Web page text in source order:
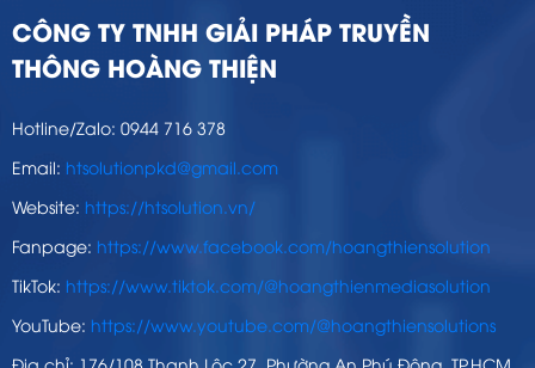
CÔNG TY TNHH GIẢI PHÁP TRUYỀN
THÔNG HOÀNG THIỆN
Hotline/Zalo: 0944 716 378
Email: htsolutionpkd@gmail.com
Website: https://htsolution.vn/
Fanpage: https://www.facebook.com/hoangthiensolution
TikTok: https://www.tiktok.com/@hoangthienmediasolution
YouTube: https://www.youtube.com/@hoangthiensolutions